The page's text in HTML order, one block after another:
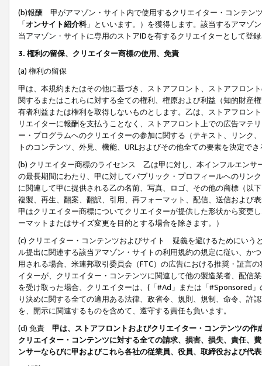
(b)報酬 甲がアマゾン・サイト内で使用するクリエイター・コンテン
「オンサイト紹介料」といいます。）を獲得します。該当するアマゾ
当アマゾン・サイトに専用のストアIDを有するクリエイターとして登
3. 権利の留保、クリエイター商標の使用、免責
(a) 権利の留保
甲は、本規約またはその他に基づき、ストアフロント、ストアフロン
関するまたはこれらに対する全ての権利、権原および利益（知的財産
有者利益または権利を取得しないものとします。乙は、ストアフロン
リエイターに報酬を支払うことなく、ストアフロント上での広告マテ
ー・プログラムへのクリエイターの参加に関する（テキスト、リンク
トのコンテンツ、外見、機能、URLおよびその他全ての要素を決定で
(b) クリエイター商標のライセンス 乙は甲に対し、本インフルエンサ
の最長期間にわたり、甲に対してパブリック・プロフィールへのリン
に関連して甲に提供される乙の名前、写真、ロゴ、その他の商標（以
複製、再生、翻案、翻訳、引用、再フォーマット、配信、送信および
甲はクリエイター商標についてクリエイターが提供した形状から変更
ーマットまたはサイズ変更を目的とする場合を除きます。）
(c) クリエイター・コンテンツおよびサイト 疑義を避けるためにいう
ル提出に関連する該当アマゾン・サイトの利用規約の規定に従い、か
用される場合、米連邦取引委員会（FTC）の広告における推奨・証言
イターが、クリエイター・コンテンツに関連して他の製造業者、配信
を受け取った場合、クリエイターは、(「#Ad」または「#Sponsored
り決めに関する全ての適用ある法律、政省令、規則、規制、命令、許
を、開示に関連するものを含めて、遵守する責任も負います。
(d) 免責 甲は、ストアフロントおよびクリエイター・コンテンツの
クリエイター・コンテンツに対する全ての請求、損害、損失、責任、
ンサーならびに甲およびこれら各社の従業員、役員、取締役および代